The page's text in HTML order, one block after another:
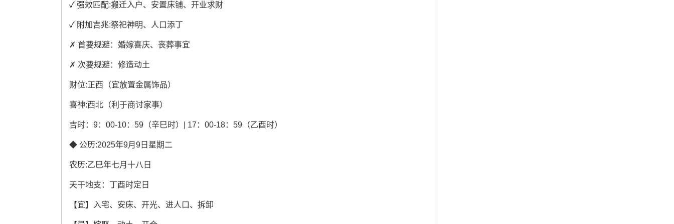
✓ 强效匹配:搬迁入户、安置床铺、开业求财
✓ 附加吉兆:祭祀神明、人口添丁
✗ 首要规避：婚嫁喜庆、丧葬事宜
✗ 次要规避：修造动土
财位:正西（宜放置金属饰品）
喜神:西北（利于商讨家事）
吉时：9：00-10：59（辛巳时）| 17：00-18：59（乙酉时）
◆ 公历:2025年9月9日星期二
农历:乙巳年七月十八日
天干地支：丁酉时定日
【宜】入宅、安床、开光、进人口、拆卸